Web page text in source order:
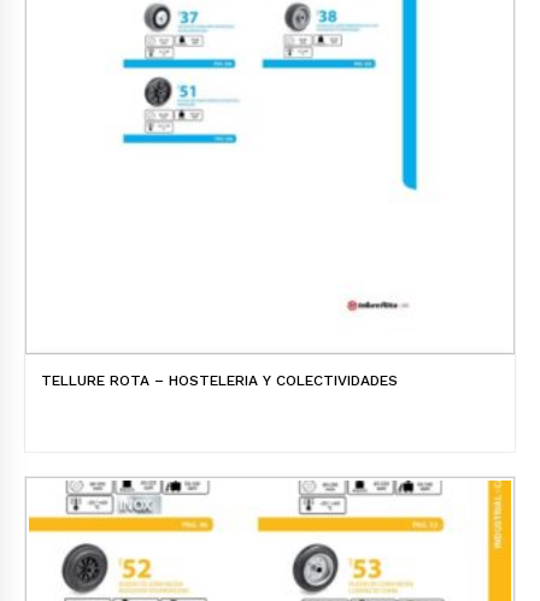
TELLURE ROTA – HOSTELERIA Y COLECTIVIDADES